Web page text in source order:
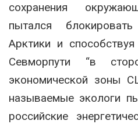
сохранения
пытался
Арктики и
Севморпути “в
экономической зоны
называемые экологи
российские